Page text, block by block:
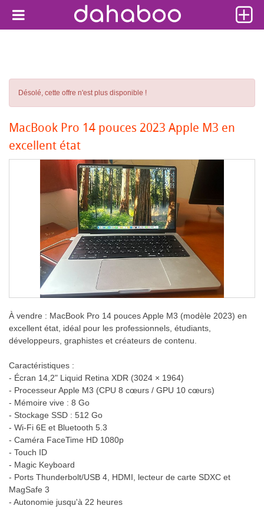
Désolé, cette offre n'est plus disponible !
MacBook Pro 14 pouces 2023 Apple M3 en
excellent état
À vendre : MacBook Pro 14 pouces Apple M3 (modèle 2023) en
excellent état, idéal pour les professionnels, étudiants,
développeurs, graphistes et créateurs de contenu.
Caractéristiques :
- Écran 14,2" Liquid Retina XDR (3024 × 1964)
- Processeur Apple M3 (CPU 8 cœurs / GPU 10 cœurs)
- Mémoire vive : 8 Go
- Stockage SSD : 512 Go
- Wi-Fi 6E et Bluetooth 5.3
- Caméra FaceTime HD 1080p
- Touch ID
- Magic Keyboard
- Ports Thunderbolt/USB 4, HDMI, lecteur de carte SDXC et
MagSafe 3
- Autonomie jusqu'à 22 heures